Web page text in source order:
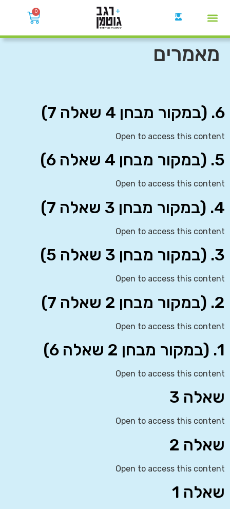
0
מאמרים
6. (במקור מבחן 4 שאלה 7)
Open to access this content
5. (במקור מבחן 4 שאלה 6)
Open to access this content
4. (במקור מבחן 3 שאלה 7)
Open to access this content
3. (במקור מבחן 3 שאלה 5)
Open to access this content
2. (במקור מבחן 2 שאלה 7)
Open to access this content
1. (במקור מבחן 2 שאלה 6)
Open to access this content
שאלה 3
Open to access this content
שאלה 2
Open to access this content
שאלה 1